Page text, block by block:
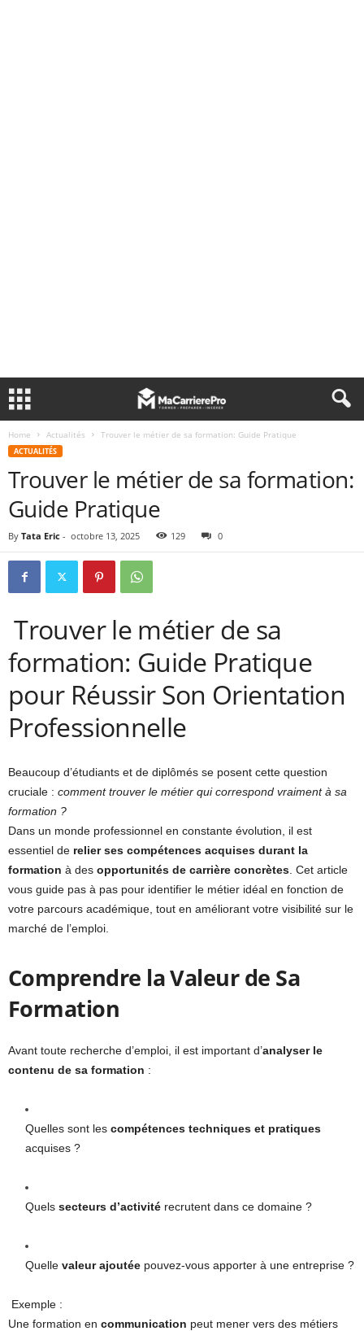
Home Actualités Trouver le métier de sa formation: Guide Pratique
ACTUALITÉS
Trouver le métier de sa formation:
Guide Pratique
By Tata Eric - octobre 13, 2025 129 0
Trouver le métier de sa
formation: Guide Pratique
pour Réussir Son Orientation
Professionnelle
Beaucoup d’étudiants et de diplômés se posent cette question
cruciale : comment trouver le métier qui correspond vraiment à sa
formation ?
Dans un monde professionnel en constante évolution, il est
essentiel de relier ses compétences acquises durant la
formation à des opportunités de carrière concrètes . Cet article
vous guide pas à pas pour identifier le métier idéal en fonction de
votre parcours académique, tout en améliorant votre visibilité sur le
marché de l’emploi.
Comprendre la Valeur de Sa
Formation
Avant toute recherche d’emploi, il est important d’analyser le
contenu de sa formation :
Quelles sont les compétences techniques et pratiques
acquises ?
Quels secteurs d’activité recrutent dans ce domaine ?
Quelle valeur ajoutée pouvez-vous apporter à une entreprise ?
Exemple :
Une formation en communication peut mener vers des métiers